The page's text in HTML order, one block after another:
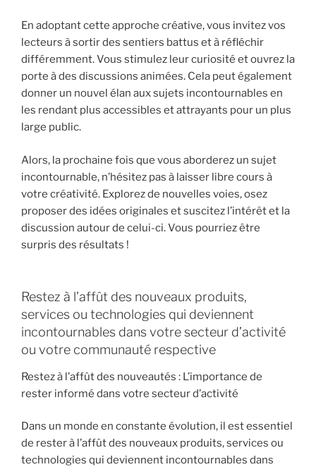
En adoptant cette approche créative, vous invitez vos
lecteurs à sortir des sentiers battus et à réfléchir
différemment. Vous stimulez leur curiosité et ouvrez la
porte à des discussions animées. Cela peut également
donner un nouvel élan aux sujets incontournables en
les rendant plus accessibles et attrayants pour un plus
large public.
Alors, la prochaine fois que vous aborderez un sujet
incontournable, n’hésitez pas à laisser libre cours à
votre créativité. Explorez de nouvelles voies, osez
proposer des idées originales et suscitez l’intérêt et la
discussion autour de celui-ci. Vous pourriez être
surpris des résultats !
Restez à l’affût des nouveaux produits,
services ou technologies qui deviennent
incontournables dans votre secteur d’activité
ou votre communauté respective
Restez à l’affût des nouveautés : L’importance de
rester informé dans votre secteur d’activité
Dans un monde en constante évolution, il est essentiel
de rester à l’affût des nouveaux produits, services ou
technologies qui deviennent incontournables dans